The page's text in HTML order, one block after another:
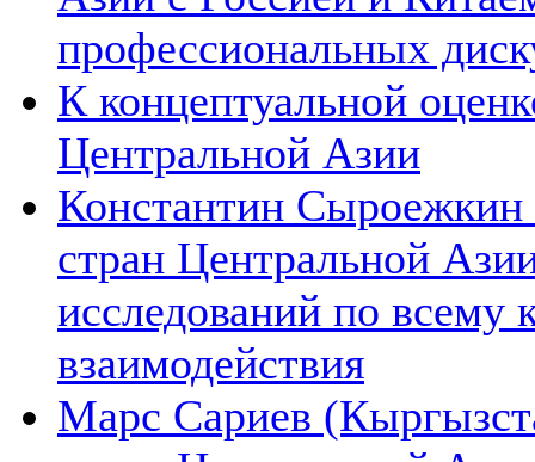
профессиональных
К концептуальной
Центральной Азии
Константин Сыроежкин
стран Центральной
исследований по всему
взаимодействия
Марс Сариев